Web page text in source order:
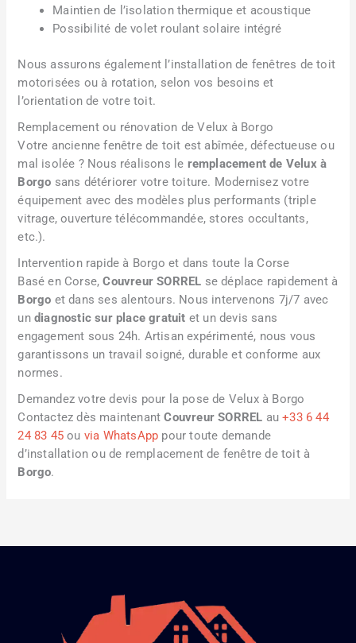
Maintien de l’isolation thermique et acoustique
Possibilité de volet roulant solaire intégré
Nous assurons également l’installation de fenêtres de toit
motorisées ou à rotation, selon vos besoins et
l’orientation de votre toit.
Remplacement ou rénovation de Velux à Borgo
Votre ancienne fenêtre de toit est abîmée, défectueuse ou
mal isolée ? Nous réalisons le remplacement de Velux à
Borgo sans détériorer votre toiture. Modernisez votre
équipement avec des modèles plus performants (triple
vitrage, ouverture télécommandée, stores occultants,
etc.).
Intervention rapide à Borgo et dans toute la Corse
Basé en Corse,Couvreur SORREL se déplace rapidement à
Borgo et dans ses alentours. Nous intervenons 7j/7 avec
undiagnostic sur place gratuit et un devis sans
engagement sous 24h. Artisan expérimenté, nous vous
garantissons un travail soigné, durable et conforme aux
normes.
Demandez votre devis pour la pose de Velux à Borgo
Contactez dès maintenantCouvreur SORREL au+33 6 44
24 83 45 ou via WhatsApp pour toute demande
d’installation ou de remplacement de fenêtre de toit à
Borgo.